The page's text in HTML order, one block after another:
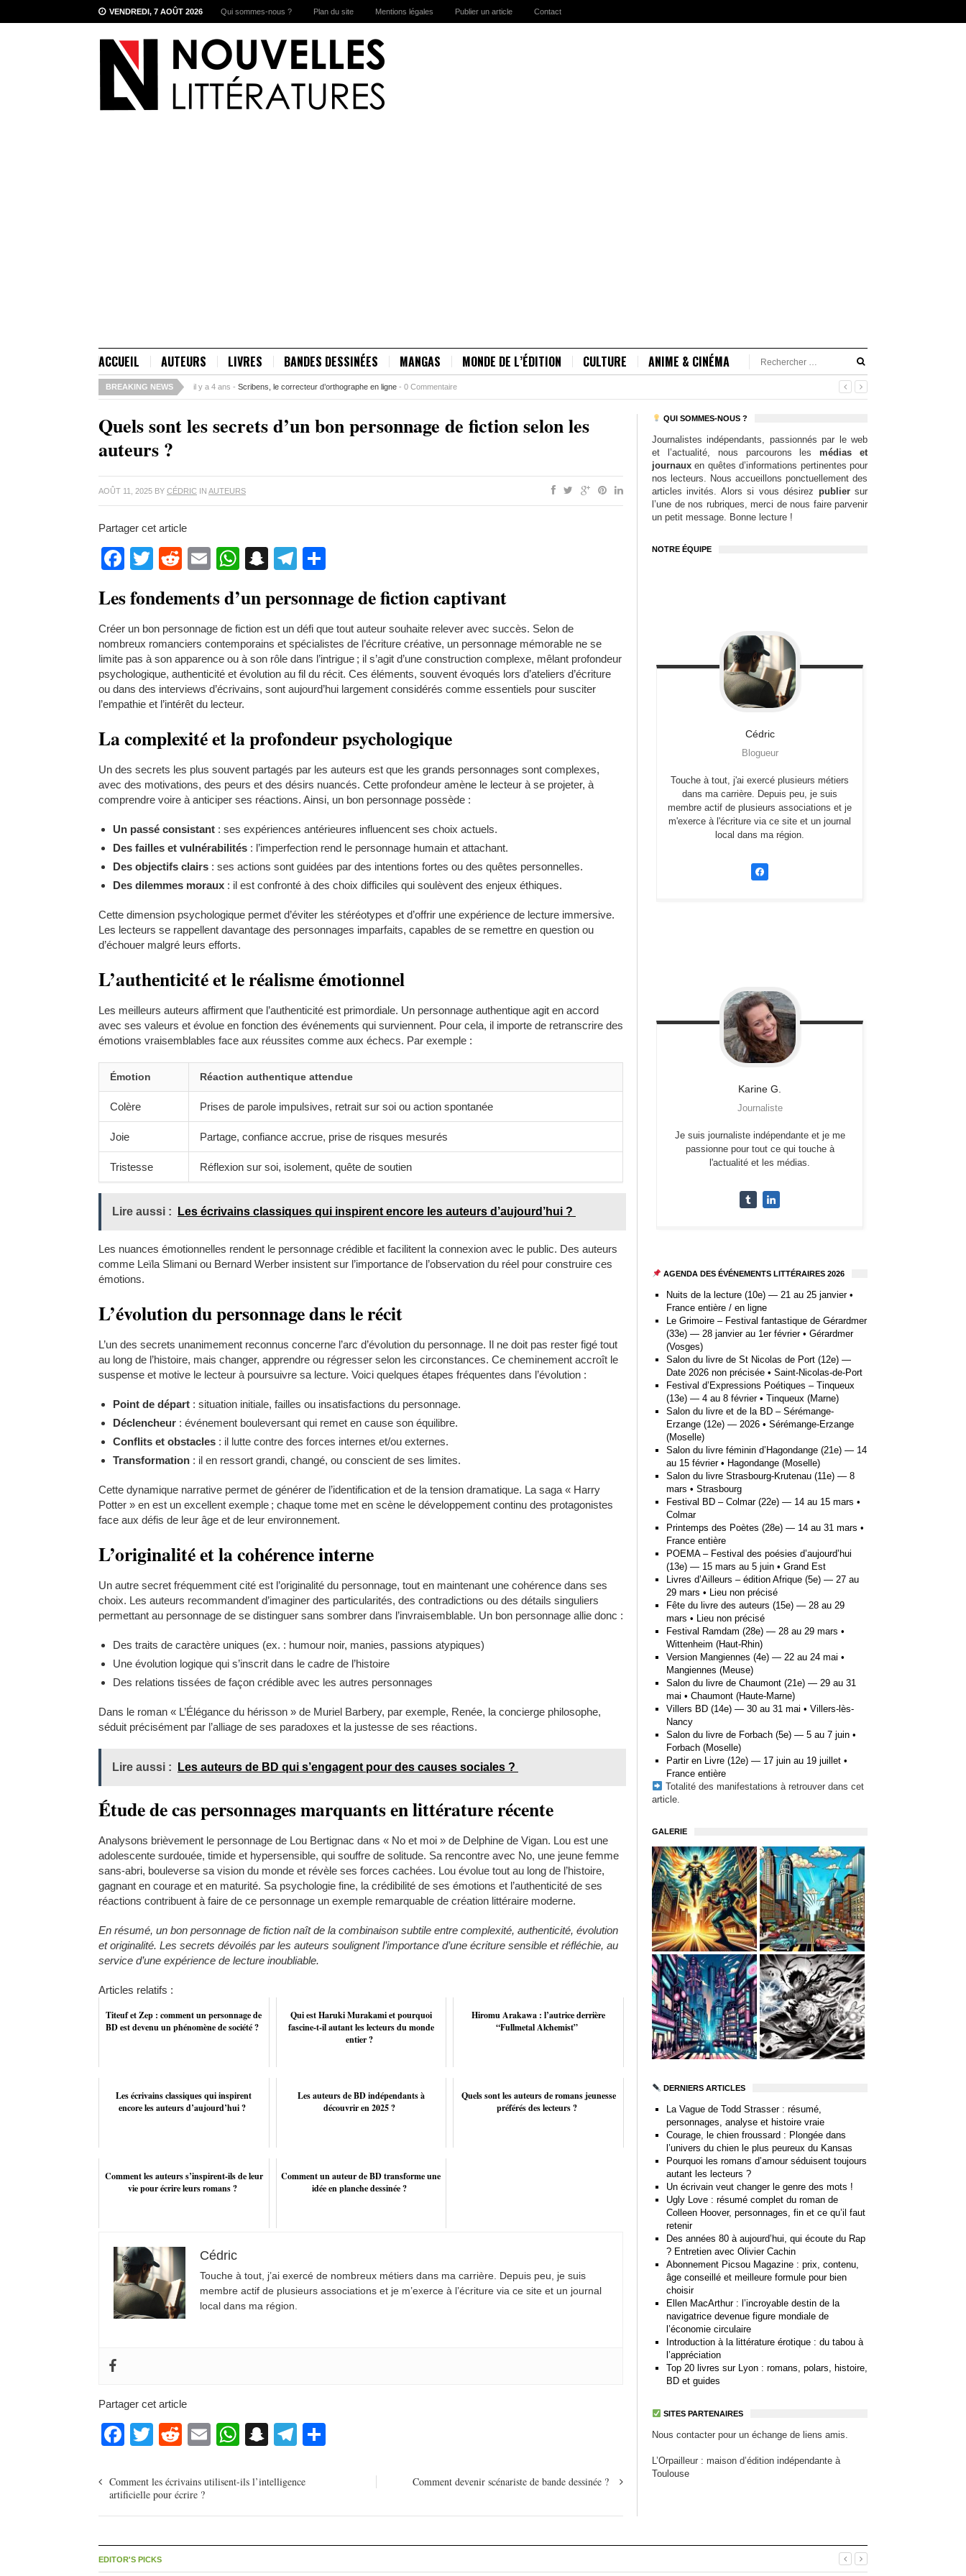
VENDREDI, 7 AOÛT 2026 Qui sommes-nous ? Plan du site Mentions légales Publier un article Contact
ACCUEIL AUTEURS LIVRES BANDES DESSINÉES MANGAS MONDE DE L’ÉDITION CULTURE ANIME & CINÉMA
BREAKING NEWS il y a 4 ans - Scribens, le correcteur d’orthographe en ligne - 0 Commentaire
Quels sont les secrets d’un bon personnage de fiction selon les
auteurs ?
AOÛT 11, 2025 BY CÉDRIC IN AUTEURS
Partager cet article
Facebook
Twitter
RedditEmailWhatsApp
Snapchat
Telegram
Les fondements d’un personnage de fiction captivant
Créer un bon personnage de fiction est un défi que tout auteur souhaite relever avec succès. Selon de
nombreux romanciers contemporains et spécialistes de l’écriture créative, un personnage mémorable ne se
limite pas à son apparence ou à son rôle dans l’intrigue ; il s’agit d’une construction complexe, mêlant profondeur
psychologique, authenticité et évolution au fil du récit. Ces éléments, souvent évoqués lors d’ateliers d’écriture
ou dans des interviews d’écrivains, sont aujourd’hui largement considérés comme essentiels pour susciter
l’empathie et l’intérêt du lecteur.
La complexité et la profondeur psychologique
Un des secrets les plus souvent partagés par les auteurs est que les grands personnages sont complexes,
avec des motivations, des peurs et des désirs nuancés. Cette profondeur amène le lecteur à se projeter, à
comprendre voire à anticiper ses réactions. Ainsi, un bon personnage possède :
Un passé consistant : ses expériences antérieures influencent ses choix actuels.
Des failles et vulnérabilités : l’imperfection rend le personnage humain et attachant.
Des objectifs clairs : ses actions sont guidées par des intentions fortes ou des quêtes personnelles.
Des dilemmes moraux : il est confronté à des choix difficiles qui soulèvent des enjeux éthiques.
Cette dimension psychologique permet d’éviter les stéréotypes et d’offrir une expérience de lecture immersive.
Les lecteurs se rappellent davantage des personnages imparfaits, capables de se remettre en question ou
d’échouer malgré leurs efforts.
L’authenticité et le réalisme émotionnel
Les meilleurs auteurs affirment que l’authenticité est primordiale. Un personnage authentique agit en accord
avec ses valeurs et évolue en fonction des événements qui surviennent. Pour cela, il importe de retranscrire des
émotions vraisemblables face aux réussites comme aux échecs. Par exemple :
Émotion Réaction authentique attendue
Colère Prises de parole impulsives, retrait sur soi ou action spontanée
Joie Partage, confiance accrue, prise de risques mesurés
Tristesse Réflexion sur soi, isolement, quête de soutien
Lire aussi : Les écrivains classiques qui inspirent encore les auteurs d’aujourd’hui ?
Les nuances émotionnelles rendent le personnage crédible et facilitent la connexion avec le public. Des auteurs
comme Leïla Slimani ou Bernard Werber insistent sur l’importance de l’observation du réel pour construire ces
émotions.
L’évolution du personnage dans le récit
L’un des secrets unanimement reconnus concerne l’arc d’évolution du personnage. Il ne doit pas rester figé tout
au long de l’histoire, mais changer, apprendre ou régresser selon les circonstances. Ce cheminement accroît le
suspense et motive le lecteur à poursuivre sa lecture. Voici quelques étapes fréquentes dans l’évolution :
Point de départ : situation initiale, failles ou insatisfactions du personnage.
Déclencheur : événement bouleversant qui remet en cause son équilibre.
Conflits et obstacles : il lutte contre des forces internes et/ou externes.
Transformation : il en ressort grandi, changé, ou conscient de ses limites.
Cette dynamique narrative permet de générer de l’identification et de la tension dramatique. La saga « Harry
Potter » en est un excellent exemple ; chaque tome met en scène le développement continu des protagonistes
face aux défis de leur âge et de leur environnement.
L’originalité et la cohérence interne
Un autre secret fréquemment cité est l’originalité du personnage, tout en maintenant une cohérence dans ses
choix. Les auteurs recommandent d’imaginer des particularités, des contradictions ou des détails singuliers
permettant au personnage de se distinguer sans sombrer dans l’invraisemblable. Un bon personnage allie donc :
Des traits de caractère uniques (ex. : humour noir, manies, passions atypiques)
Une évolution logique qui s’inscrit dans le cadre de l’histoire
Des relations tissées de façon crédible avec les autres personnages
Dans le roman « L’Élégance du hérisson » de Muriel Barbery, par exemple, Renée, la concierge philosophe,
séduit précisément par l’alliage de ses paradoxes et la justesse de ses réactions.
Lire aussi : Les auteurs de BD qui s’engagent pour des causes sociales ?
Étude de cas personnages marquants en littérature récente
Analysons brièvement le personnage de Lou Bertignac dans « No et moi » de Delphine de Vigan. Lou est une
adolescente surdouée, timide et hypersensible, qui souffre de solitude. Sa rencontre avec No, une jeune femme
sans-abri, bouleverse sa vision du monde et révèle ses forces cachées. Lou évolue tout au long de l’histoire,
gagnant en courage et en maturité. Sa psychologie fine, la crédibilité de ses émotions et l’authenticité de ses
réactions contribuent à faire de ce personnage un exemple remarquable de création littéraire moderne.
En résumé, un bon personnage de fiction naît de la combinaison subtile entre complexité, authenticité, évolution
et originalité. Les secrets dévoilés par les auteurs soulignent l’importance d’une écriture sensible et réfléchie, au
service d’une expérience de lecture inoubliable.
Articles relatifs :
Titeuf et Zep : comment un personnage de
BD est devenu un phénomène de société ?
Qui est Haruki Murakami et pourquoi
fascine-t-il autant les lecteurs du monde
entier ?
Hiromu Arakawa : l’autrice derrière
“Fullmetal Alchemist”
Les écrivains classiques qui inspirent
encore les auteurs d’aujourd’hui ?
Les auteurs de BD indépendants à
découvrir en 2025 ?
Quels sont les auteurs de romans jeunesse
préférés des lecteurs ?
Comment les auteurs s’inspirent-ils de leur
vie pour écrire leurs romans ?
Comment un auteur de BD transforme une
idée en planche dessinée ?
Cédric
Touche à tout, j’ai exercé de nombreux métiers dans ma carrière. Depuis peu, je suis
membre actif de plusieurs associations et je m’exerce à l’écriture via ce site et un journal
local dans ma région.
Partager cet article
Facebook
Twitter
RedditEmailWhatsApp
Snapchat
Telegram
Comment les écrivains utilisent-ils l’intelligence
artificielle pour écrire ?
Comment devenir scénariste de bande dessinée ?
QUI SOMMES-NOUS ?
Journalistes indépendants, passionnés par le web
et l’actualité, nous parcourons lesmédias et
journaux en quêtes d’informations pertinentes pour
nos lecteurs. Nous accueillons ponctuellement des
articles invités. Alors si vous désirez publiersur
l’une de nos rubriques, merci de nous faire parvenir
un petit message. Bonne lecture !
NOTRE ÉQUIPE
Cédric
Blogueur
Touche à tout, j'ai exercé plusieurs métiers
dans ma carrière. Depuis peu, je suis
membre actif de plusieurs associations et je
m'exerce à l'écriture via ce site et un journal
local dans ma région.
Karine G.
Journaliste
Je suis journaliste indépendante et je me
passionne pour tout ce qui touche à
l'actualité et les médias.
AGENDA DES ÉVÉNEMENTS LITTÉRAIRES 2026
Nuits de la lecture (10e) — 21 au 25 janvier •
France entière / en ligne
Le Grimoire – Festival fantastique de Gérardmer
(33e) — 28 janvier au 1er février • Gérardmer
(Vosges)
Salon du livre de St Nicolas de Port (12e) —
Date 2026 non précisée • Saint-Nicolas-de-Port
Festival d’Expressions Poétiques – Tinqueux
(13e) — 4 au 8 février • Tinqueux (Marne)
Salon du livre et de la BD – Sérémange-
Erzange (12e) — 2026 • Sérémange-Erzange
(Moselle)
Salon du livre féminin d’Hagondange (21e) — 14
au 15 février • Hagondange (Moselle)
Salon du livre Strasbourg-Krutenau (11e) — 8
mars • Strasbourg
Festival BD – Colmar (22e) — 14 au 15 mars •
Colmar
Printemps des Poètes (28e) — 14 au 31 mars •
France entière
POEMA – Festival des poésies d’aujourd’hui
(13e) — 15 mars au 5 juin • Grand Est
Livres d’Ailleurs – édition Afrique (5e) — 27 au
29 mars • Lieu non précisé
Fête du livre des auteurs (15e) — 28 au 29
mars • Lieu non précisé
Festival Ramdam (28e) — 28 au 29 mars •
Wittenheim (Haut-Rhin)
Version Mangiennes (4e) — 22 au 24 mai •
Mangiennes (Meuse)
Salon du livre de Chaumont (21e) — 29 au 31
mai • Chaumont (Haute-Marne)
Villers BD (14e) — 30 au 31 mai • Villers-lès-
Nancy
Salon du livre de Forbach (5e) — 5 au 7 juin •
Forbach (Moselle)
Partir en Livre (12e) — 17 juin au 19 juillet •
France entière
Totalité des manifestations à retrouver dans cet
article.
GALERIE
DERNIERS ARTICLES
La Vague de Todd Strasser : résumé,
personnages, analyse et histoire vraie
Courage, le chien froussard : Plongée dans
l’univers du chien le plus peureux du Kansas
Pourquoi les romans d’amour séduisent toujours
autant les lecteurs ?
Un écrivain veut changer le genre des mots !
Ugly Love : résumé complet du roman de
Colleen Hoover, personnages, fin et ce qu’il faut
retenir
Des années 80 à aujourd’hui, qui écoute du Rap
? Entretien avec Olivier Cachin
Abonnement Picsou Magazine : prix, contenu,
âge conseillé et meilleure formule pour bien
choisir
Ellen MacArthur : l’incroyable destin de la
navigatrice devenue figure mondiale de
l’économie circulaire
Introduction à la littérature érotique : du tabou à
l’appréciation
Top 20 livres sur Lyon : romans, polars, histoire,
BD et guides
SITES PARTENAIRES
Nous contacter pour un échange de liens amis.
L’Orpailleur : maison d’édition indépendante à
Toulouse
EDITOR'S PICKS